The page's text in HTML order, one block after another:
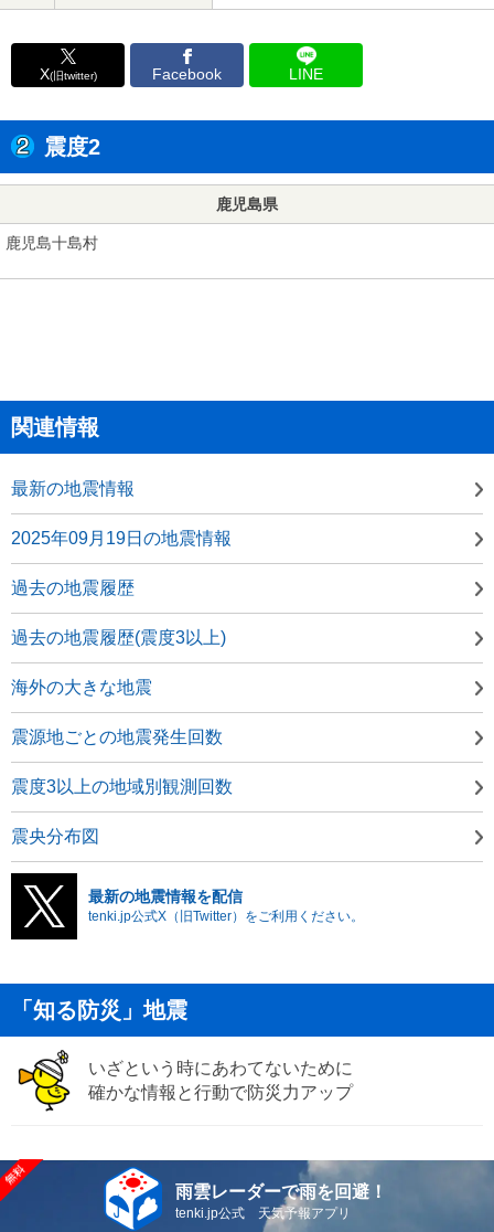
X(旧twitter) Facebook LINE
震度2
鹿児島県
鹿児島十島村
関連情報
最新の地震情報
2025年09月19日の地震情報
過去の地震履歴
過去の地震履歴(震度3以上)
海外の大きな地震
震源地ごとの地震発生回数
震度3以上の地域別観測回数
震央分布図
最新の地震情報を配信
tenki.jp公式X（旧Twitter）をご利用ください。
「知る防災」地震
いざという時にあわてないために
確かな情報と行動で防災力アップ
雨雲レーダーで雨を回避！
tenki.jp公式 天気予報アプリ